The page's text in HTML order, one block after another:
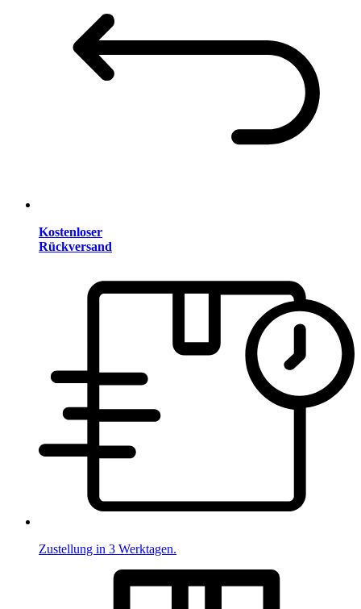
Kostenloser
Rückversand
Zustellung in 3 Werktagen.